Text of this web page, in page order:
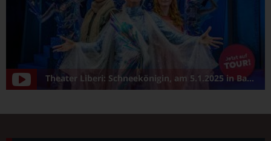
Theater Liberi: Schneekönigin, am 5.1.2025 in Bamberg/Konzerthalle